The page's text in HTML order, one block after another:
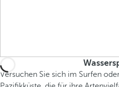
Versuchen Sie sich im Surfen